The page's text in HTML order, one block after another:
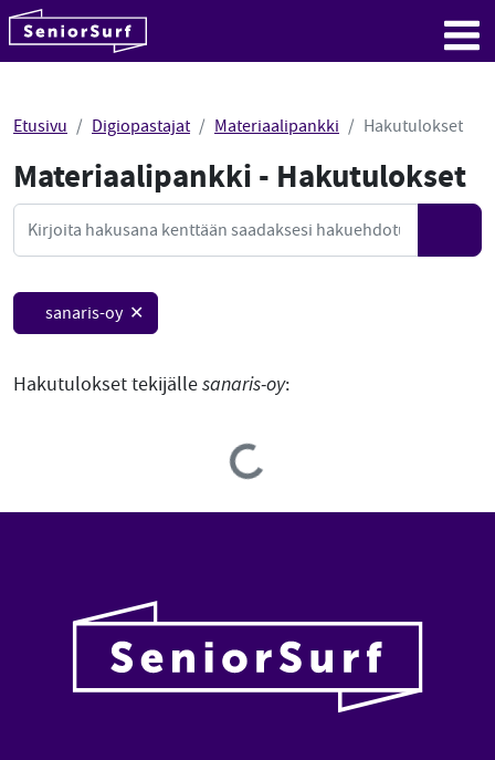
Hyppää sisältöön
Etusivu Digiopastajat Materiaalipankki Hakutulokset
Materiaalipankki - Hakutulokset
Haku
Hae
sanaris-oy ✕
Hakutulokset tekijällesanaris-oy:
Loading...